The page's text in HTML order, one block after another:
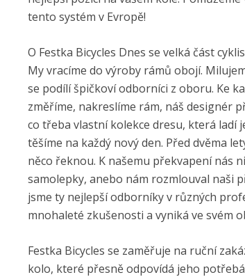
tento systém v Evropě!
O Festka Bicycles Dnes se velká část
My vracíme do výroby rámů obojí.
se podílí špičkoví odborníci z oboru. Ke
změříme, nakreslíme rám, náš designér
co třeba vlastní kolekce dresu, která ladí
těšíme na každý nový den. Před dvěma
něco řeknou. K našemu překvapení nás
samolepky, anebo nám rozmlouval naši
jsme ty nejlepší odborníky v různých
mnohaleté zkušenosti a vyniká ve svém
Festka Bicycles se zaměřuje na ruční
kolo, které přesně odpovídá jeho